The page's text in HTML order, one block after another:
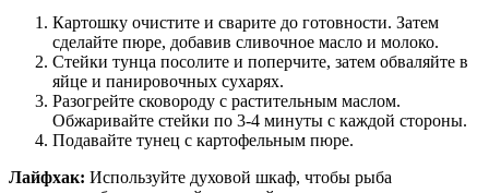
Картошку очистите и сварите до готовности. Затем
сделайте пюре, добавив сливочное масло и молоко.
Стейки тунца посолите и поперчите, затем обваляйте в
яйце и панировочных сухарях.
Разогрейте сковороду с растительным маслом.
Обжаривайте стейки по 3-4 минуты с каждой стороны.
Подавайте тунец с картофельным пюре.
Лайфхак: Используйте духовой шкаф, чтобы рыба